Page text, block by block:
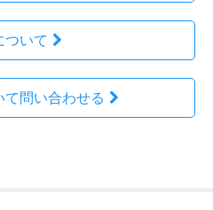
ついて
て問い合わせる